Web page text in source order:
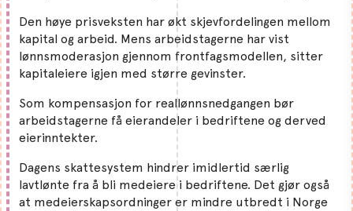
Den høye prisveksten har økt skjevfordelingen mellom
kapital og arbeid. Mens arbeidstagerne har vist
lønnsmoderasjon gjennom frontfagsmodellen, sitter
kapitaleiere igjen med større gevinster.
Som kompensasjon for reallønnsnedgangen bør
arbeidstagerne få eierandeler i bedriftene og derved
eierinntekter.
Dagens skattesystem hindrer imidlertid særlig
lavtlønte fra å bli medeiere i bedriftene. Det gjør også
at medeierskapsordninger er mindre utbredt i Norge